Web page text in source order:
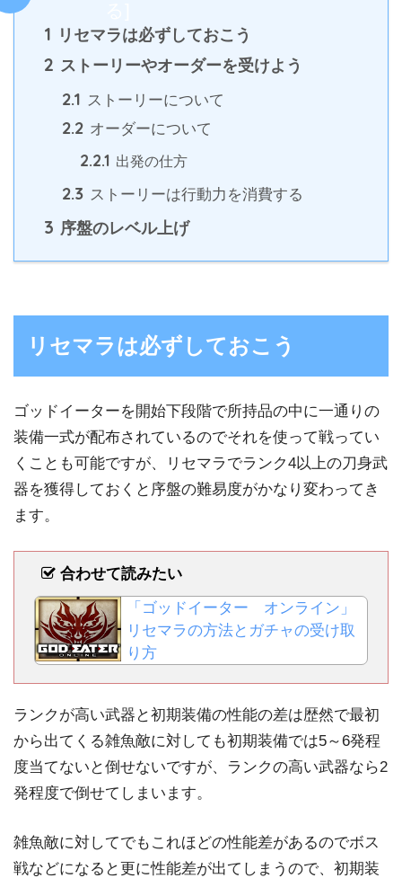
1 リセマラは必ずしておこう
2 ストーリーやオーダーを受けよう
2.1 ストーリーについて
2.2 オーダーについて
2.2.1 出発の仕方
2.3 ストーリーは行動力を消費する
3 序盤のレベル上げ
リセマラは必ずしておこう
ゴッドイーターを開始下段階で所持品の中に一通りの
装備一式が配布されているのでそれを使って戦ってい
くことも可能ですが、リセマラでランク4以上の刀身武
器を獲得しておくと序盤の難易度がかなり変わってき
ます。
合わせて読みたい
「ゴッドイーター オンライン」
リセマラの方法とガチャの受け取
り方
ランクが高い武器と初期装備の性能の差は歴然で最初
から出てくる雑魚敵に対しても初期装備では5～6発程
度当てないと倒せないですが、ランクの高い武器なら2
発程度で倒せてしまいます。
雑魚敵に対してでもこれほどの性能差があるのでボス
戦などになると更に性能差が出てしまうので、初期装